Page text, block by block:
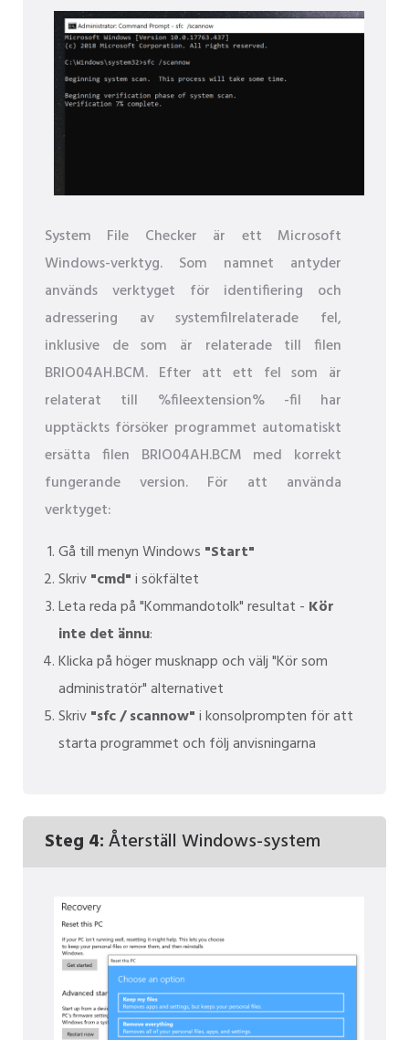
System File Checker är ett Microsoft
Windows-verktyg. Som namnet antyder
används verktyget för identifiering och
adressering av systemfilrelaterade fel,
inklusive de som är relaterade till filen
BRIO04AH.BCM. Efter att ett fel som är
relaterat till %fileextension% -fil har
upptäckts försöker programmet automatiskt
ersätta filen BRIO04AH.BCM med korrekt
fungerande version. För att använda
verktyget:
Gå till menyn Windows "Start"
Skriv"cmd"i sökfältet
Leta reda på "Kommandotolk" resultat - Kör
inte det ännu:
Klicka på höger musknapp och välj "Kör som
administratör" alternativet
Skriv"sfc / scannow"i konsolprompten för att
starta programmet och följ anvisningarna
Steg 4:Återställ Windows-system